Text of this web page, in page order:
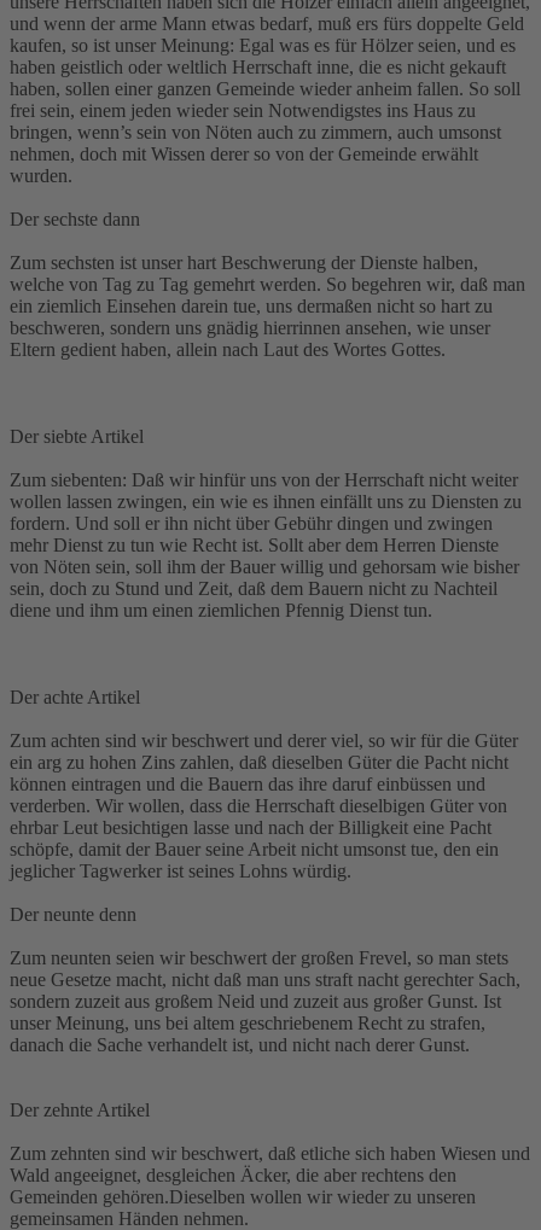
und wenn der arme Mann etwas bedarf, muß ers fürs doppelte Geld
kaufen, so ist unser Meinung: Egal was es für Hölzer seien, und es
haben geistlich oder weltlich Herrschaft inne, die es nicht gekauft
haben, sollen einer ganzen Gemeinde wieder anheim fallen. So soll
frei sein, einem jeden wieder sein Notwendigstes ins Haus zu
bringen, wenn’s sein von Nöten auch zu zimmern, auch umsonst
nehmen, doch mit Wissen derer so von der Gemeinde erwählt
wurden.
Der sechste dann
Zum sechsten ist unser hart Beschwerung der Dienste halben,
welche von Tag zu Tag gemehrt werden. So begehren wir, daß man
ein ziemlich Einsehen darein tue, uns dermaßen nicht so hart zu
beschweren, sondern uns gnädig hierrinnen ansehen, wie unser
Eltern gedient haben, allein nach Laut des Wortes Gottes.
Der siebte Artikel
Zum siebenten: Daß wir hinfür uns von der Herrschaft nicht weiter
wollen lassen zwingen, ein wie es ihnen einfällt uns zu Diensten zu
fordern. Und soll er ihn nicht über Gebühr dingen und zwingen
mehr Dienst zu tun wie Recht ist. Sollt aber dem Herren Dienste
von Nöten sein, soll ihm der Bauer willig und gehorsam wie bisher
sein, doch zu Stund und Zeit, daß dem Bauern nicht zu Nachteil
diene und ihm um einen ziemlichen Pfennig Dienst tun.
Der achte Artikel
Zum achten sind wir beschwert und derer viel, so wir für die Güter
ein arg zu hohen Zins zahlen, daß dieselben Güter die Pacht nicht
können eintragen und die Bauern das ihre daruf einbüssen und
verderben. Wir wollen, dass die Herrschaft dieselbigen Güter von
ehrbar Leut besichtigen lasse und nach der Billigkeit eine Pacht
schöpfe, damit der Bauer seine Arbeit nicht umsonst tue, den ein
jeglicher Tagwerker ist seines Lohns würdig.
Der neunte denn
Zum neunten seien wir beschwert der großen Frevel, so man stets
neue Gesetze macht, nicht daß man uns straft nacht gerechter Sach,
sondern zuzeit aus großem Neid und zuzeit aus großer Gunst. Ist
unser Meinung, uns bei altem geschriebenem Recht zu strafen,
danach die Sache verhandelt ist, und nicht nach derer Gunst.
Der zehnte Artikel
Zum zehnten sind wir beschwert, daß etliche sich haben Wiesen und
Wald angeeignet, desgleichen Äcker, die aber rechtens den
Gemeinden gehören.Dieselben wollen wir wieder zu unseren
gemeinsamen Händen nehmen.